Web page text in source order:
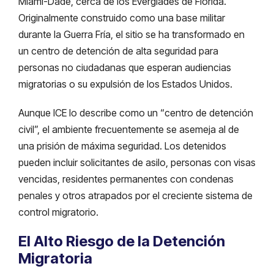
Originalmente construido como una base militar
durante la Guerra Fría, el sitio se ha transformado en
un centro de detención de alta seguridad para
personas no ciudadanas que esperan audiencias
migratorias o su expulsión de los Estados Unidos.
Aunque ICE lo describe como un “centro de detención
civil”, el ambiente frecuentemente se asemeja al de
una prisión de máxima seguridad. Los detenidos
pueden incluir solicitantes de asilo, personas con visas
vencidas, residentes permanentes con condenas
penales y otros atrapados por el creciente sistema de
control migratorio.
El Alto Riesgo de la Detención
Migratoria